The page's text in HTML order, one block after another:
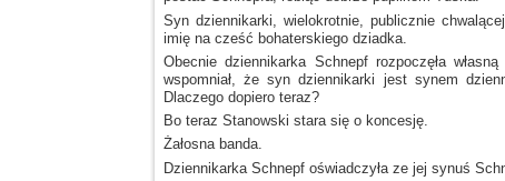
Syn dziennikarki, wielokrotnie, publicznie
imię na cześć bohaterskiego dziadka.
Obecnie dziennikarka Schnepf rozpoczęła
wspomniał, że syn dziennikarki jest synem
Dlaczego dopiero teraz?
Bo teraz Stanowski stara się o koncesję.
Żałosna banda.
Dziennikarka Schnepf oświadczyła ze jej synuś